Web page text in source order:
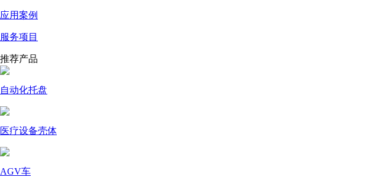
应用案例
服务项目
推荐产品
自动化托盘
医疗设备壳体
AGV车